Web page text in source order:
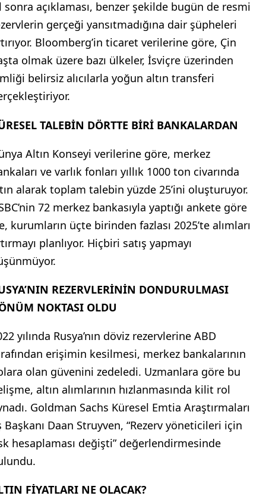
geliyor. Ancak bu alımların önemli bir kısmı
verilere yansıtılmıyor. Çin gibi ülkeler, altın
kamuoyuna ya geç açıklıyor ya da eksik
600 TONLUK ALIMI YILLAR SONRA
sonra açıklaması, benzer şekilde bugün de resmi
gerçeği yansıtmadığına dair şüpheleri
Bloomberg’in ticaret verilerine göre, Çin
olmak üzere bazı ülkeler, İsviçre üzerinden
belirsiz alıcılarla yoğun altın transferi
Altın Konseyi verilerine göre, merkez
alarak toplam talebin yüzde 25’ini oluşturuyor.
72 merkez bankasıyla yaptığı ankete göre
kurumların üçte birinden fazlası 2025’te alımları
planlıyor. Hiçbiri satış yapmayı
REZERVLERİNİN DONDURULMASI
NOKTASI OLDU
yılında Rusya’nın döviz rezervlerine ABD